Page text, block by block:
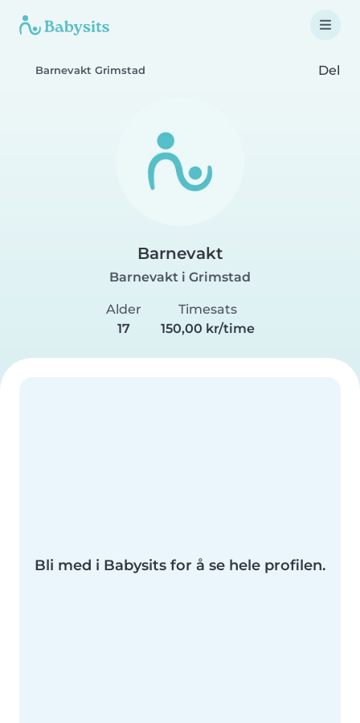
Barnevakt Grimstad Del
Barnevakt
Barnevakt i Grimstad
Alder
17
Timesats
150,00 kr/time
Bli med i Babysits for å se hele profilen.